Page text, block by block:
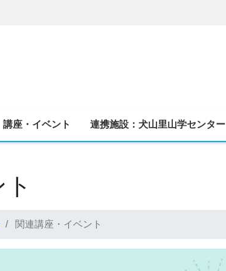
講座・イベント 連携施設：犬山里山学センター
関連講座・イベント